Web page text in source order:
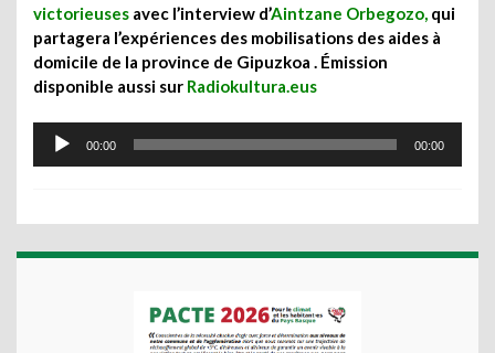
victorieuses avec l’interview d’Aintzane Orbegozo, qui
partagera l’expériences des mobilisations des aides à
domicile de la province de Gipuzkoa .
Émission
disponible aussi sur Radiokultura.eus
Lecteur
audio
00:00 00:00